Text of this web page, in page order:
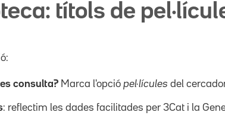
títols de
consulta? Marca l'opció pel·lícules del
: reflectim les dades facilitades per 3Cat i la